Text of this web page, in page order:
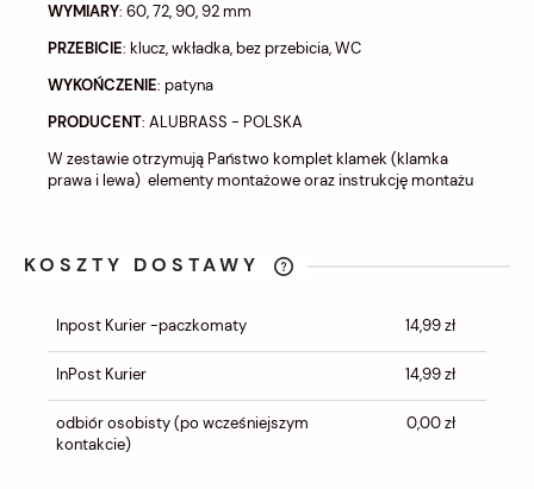
WYMIARY: 60, 72, 90, 92 mm
PRZEBICIE: klucz, wkładka, bez przebicia, WC
WYKOŃCZENIE: patyna
PRODUCENT: ALUBRASS - POLSKA
W zestawie otrzymują Państwo komplet klamek (klamka
prawa i lewa) elementy montażowe oraz instrukcję montażu
KOSZTY DOSTAWY
Inpost Kurier -paczkomaty 14,99 zł
InPost Kurier 14,99 zł
odbiór osobisty(po wcześniejszym
kontakcie)
0,00 zł